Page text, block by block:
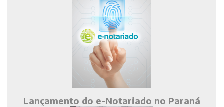
Lançamento do e-Notariado no Paraná